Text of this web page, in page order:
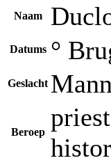
Naam
Datums °
Geslacht
Beroep